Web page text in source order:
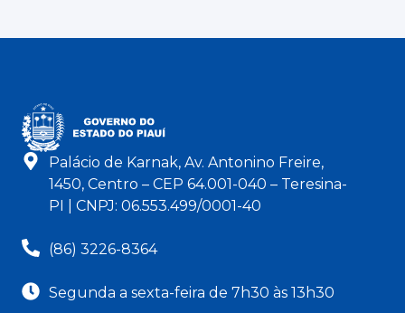
Palácio de Karnak, Av. Antonino Freire,
1450, Centro – CEP 64.001-040 – Teresina-
PI | CNPJ: 06.553.499/0001-40
(86) 3226-8364
Segunda a sexta-feira de 7h30 às 13h30